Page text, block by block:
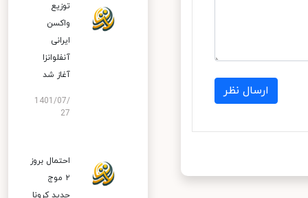
ارسال نظر
توزیع
واکسن
ایرانی
آنفلوانزا
آغاز شد
1401/07/
27
احتمال بروز
۲ موج
جدید کرونا